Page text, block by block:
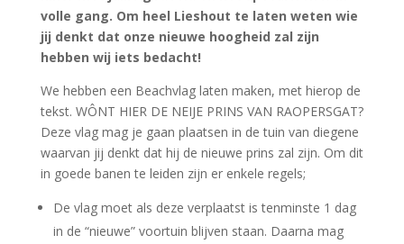
volle gang. Om heel Lieshout te laten weten wie
jij denkt dat onze nieuwe hoogheid zal zijn
hebben wij iets bedacht!
We hebben een Beachvlag laten maken, met hierop de
tekst. WÔNT HIER DE NEIJE PRINS VAN RAOPERSGAT?
Deze vlag mag je gaan plaatsen in de tuin van diegene
waarvan jij denkt dat hij de nieuwe prins zal zijn. Om dit
in goede banen te leiden zijn er enkele regels;
De vlag moet als deze verplaatst is tenminste 1 dag
in de “nieuwe” voortuin blijven staan. Daarna mag